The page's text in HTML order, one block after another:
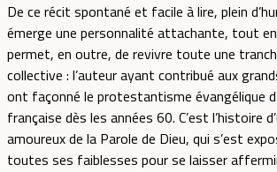
De ce récit spontané et facile à lire, plein
émerge une personnalité attachante, tout
permet, en outre, de revivre toute une
collective : l’auteur ayant contribué aux
ont façonné le protestantisme évangélique
française dès les années 60. C’est l’histoire
amoureux de la Parole de Dieu, qui s’est
toutes ses faiblesses pour se laisser